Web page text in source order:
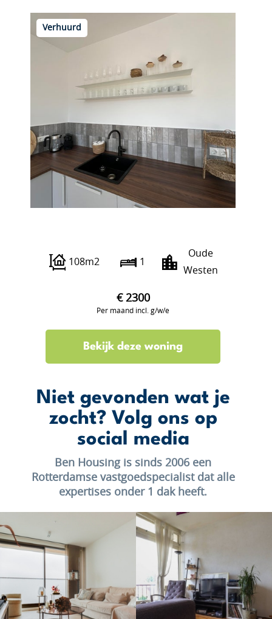
Verhuurd
108m2 1
Oude
Westen
€ 2300
Per maand incl. g/w/e
Bekijk deze woning
Niet gevonden wat je
zocht? Volg ons op
social media
Ben Housing is sinds 2006 een
Rotterdamse vastgoedspecialist dat alle
expertises onder 1 dak heeft.